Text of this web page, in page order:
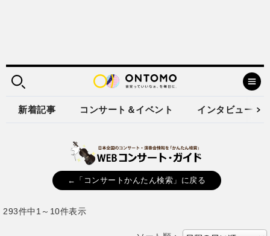
新着記事 コンサート＆イベント インタビュー
←「コンサートかんたん検索」に戻る
293件中1～10件表示